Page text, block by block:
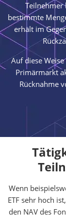
Teilnehmer
bestimmte
erhält im
Auf diese
Primärmarkt
Rücknahme
Wenn
ETF sehr hoch
den NAV des